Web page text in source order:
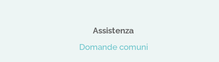
Assistenza
Domande comuni